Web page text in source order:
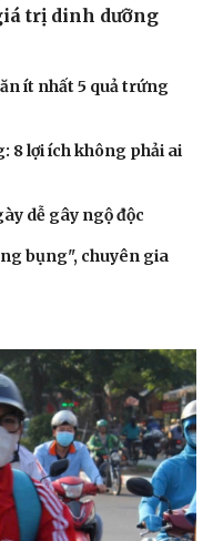
trị dinh dưỡng
ít nhất 5 quả trứng
8 lợi ích không phải ai
dễ gây ngộ độc
bụng", chuyên gia